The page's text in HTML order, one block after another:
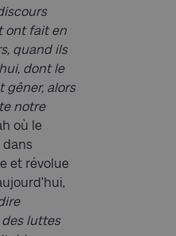
ont fait en
quand ils
dont le
gêner, alors
notre
où le
dans
et révolue
luttes